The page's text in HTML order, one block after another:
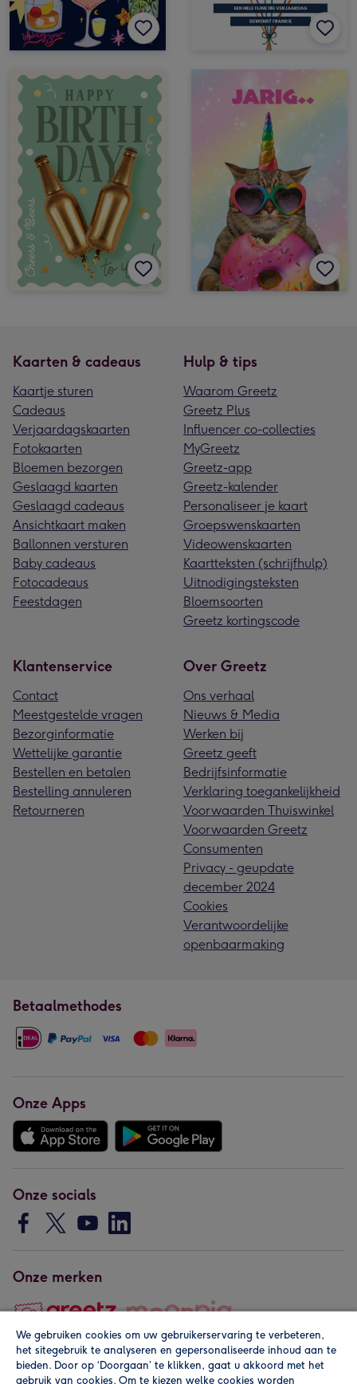
Kaarten & cadeaus
Kaartje sturen
Cadeaus
Verjaardagskaarten
Fotokaarten
Bloemen bezorgen
Geslaagd kaarten
Geslaagd cadeaus
Ansichtkaart maken
Ballonnen versturen
Baby cadeaus
Fotocadeaus
Feestdagen
Hulp & tips
Waarom Greetz
Greetz Plus
Influencer co-collecties
MyGreetz
Greetz-app
Greetz-kalender
Personaliseer je kaart
Groepswenskaarten
Videowenskaarten
Kaartteksten (schrijfhulp)
Uitnodigingsteksten
Bloemsoorten
Greetz kortingscode
Klantenservice
Contact
Meestgestelde vragen
Bezorginformatie
Wettelijke garantie
Bestellen en betalen
Bestelling annuleren
Retourneren
Over Greetz
Ons verhaal
Nieuws & Media
Werken bij
Greetz geeft
Bedrijfsinformatie
Verklaring toegankelijkheid
Voorwaarden Thuiswinkel
Voorwaarden Greetz
Consumenten
Privacy - geupdate
december 2024
Cookies
Verantwoordelijke
openbaarmaking
Betaalmethodes
Onze Apps
Onze socials
Onze merken
Copyright © 2026 by Greetz
We gebruiken cookies om uw gebruikerservaring te verbeteren,
het sitegebruik te analyseren en gepersonaliseerde inhoud aan te
bieden. Door op ‘Doorgaan’ te klikken, gaat u akkoord met het
gebruik van cookies. Om te kiezen welke cookies worden